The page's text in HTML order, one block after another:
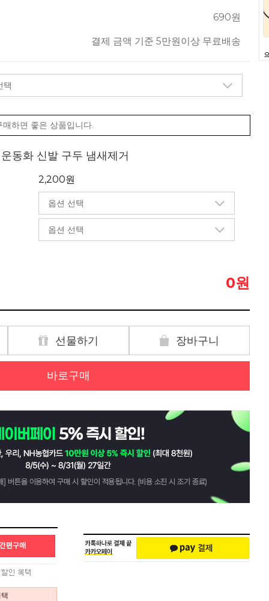
690원
결제 금액 기준 5만원이상 무료배송
매하면 좋은 상품입니다.
동화 신발 구두 냄새제거
2,200원
0원
선물하기 장바구니
바로구매